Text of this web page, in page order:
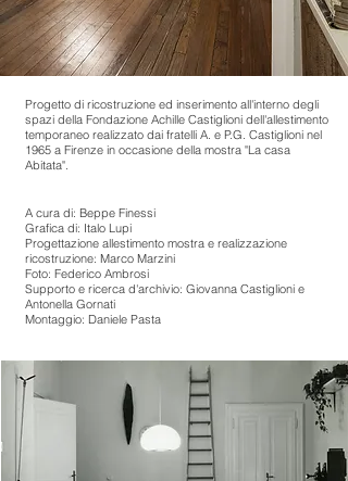
Progetto di ricostruzione ed inserimento all'interno degli
spazi della Fondazione Achille Castiglioni dell'allestimento
temporaneo realizzato dai fratelli A. e P.G. Castiglioni nel
1965 a Firenze in occasione della mostra "La casa
Abitata".
A cura di: Beppe Finessi
Grafica di: Italo Lupi
Progettazione allestimento mostra e realizzazione
ricostruzione: Marco Marzini
Foto: Federico Ambrosi
Supporto e ricerca d'archivio: Giovanna Castiglioni e
Antonella Gornati
Montaggio: Daniele Pasta